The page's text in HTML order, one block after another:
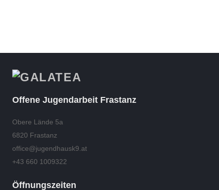
Offene Jugendarbeit Frastanz
Obere Lände 5a
6820 Frastanz
office@jugendhausk9.at
+43 660 1009322
Öffnungszeiten